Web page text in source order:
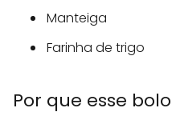
Manteiga
Farinha de trigo
Por que esse